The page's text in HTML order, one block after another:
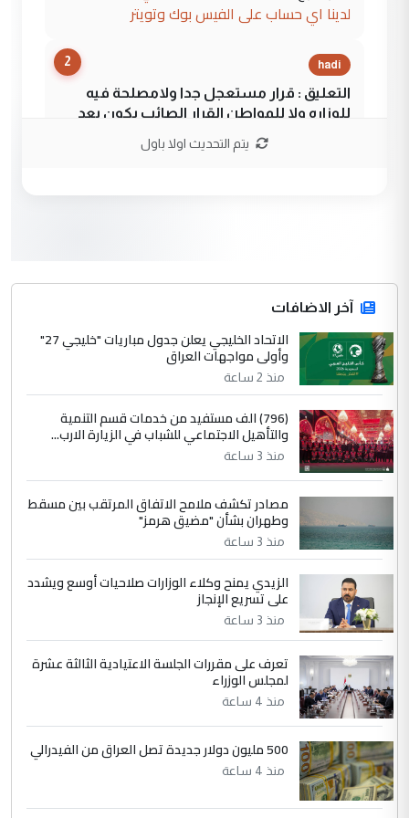
لدينا اي حساب على الفيس بوك وتويتر
2 hadi
التعليق : قرار مستعجل جدا ولامصلحة فيه
للوزاره ولا للمواطن القرار الصائب يكون بعد
جنسية الرافد الثالث للعراق ومن اصول عريقة
ابا فرات ...
الموضوع :
الجواهري يرد على صدام حسين سل
مضجعيك يابن الزنا (نص كامل)
سردار
التعليق : واحد من عصابة علي ماما يسقط
جنسية الرافد الثالث للعراق ومن اصول عريقة
ابا فرات ...
الجواهري يرد على صدام حسين سل
مضجعيك يابن الزنا (نص كامل)
5 حيدر عاشور
التعليق : تحياتي لك استاذ حامدتركان. كلام
دقيق ومسؤول؛ فالاستثمار الحقيقي للإنسان
الموضوع :
بين الإهمال واغتصاب الأرض.. بلاد
الرافدين تعاني الجفاف والتصحر!!
يتم التحديث اولا باول
آخر الاضافات
الاتحاد الخليجي يعلن جدول مباريات "خليجي 27"
وأولى مواجهات العراق
منذ 2 ساعة
(796) الف مستفيد من خدمات قسم التنمية
والتأهيل الاجتماعي للشباب في الزيارة الارب...
منذ 3 ساعة
مصادر تكشف ملامح الاتفاق المرتقب بين مسقط
وطهران بشأن "مضيق هرمز"
منذ 3 ساعة
الزيدي يمنح وكلاء الوزارات صلاحيات أوسع ويشدد
على تسريع الإنجاز
منذ 3 ساعة
تعرف على مقررات الجلسة الاعتيادية الثالثة عشرة
لمجلس الوزراء
منذ 4 ساعة
500 مليون دولار جديدة تصل العراق من الفيدرالي
منذ 4 ساعة